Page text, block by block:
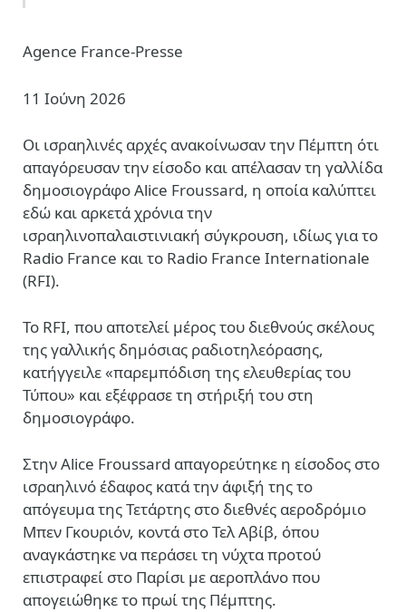
Agence France-Presse
11 Ιούνη 2026
Οι ισραηλινές αρχές ανακοίνωσαν την Πέμπτη ότι
απαγόρευσαν την είσοδο και απέλασαν τη γαλλίδα
δημοσιογράφο Alice Froussard, η οποία καλύπτει
εδώ και αρκετά χρόνια την
ισραηλινοπαλαιστινιακή σύγκρουση, ιδίως για το
Radio France και το Radio France Internationale
(RFI).
Το RFI, που αποτελεί μέρος του διεθνούς σκέλους
της γαλλικής δημόσιας ραδιοτηλεόρασης,
κατήγγειλε «παρεμπόδιση της ελευθερίας του
Τύπου» και εξέφρασε τη στήριξή του στη
δημοσιογράφο.
Στην Alice Froussard απαγορεύτηκε η είσοδος στο
ισραηλινό έδαφος κατά την άφιξή της το
απόγευμα της Τετάρτης στο διεθνές αεροδρόμιο
Μπεν Γκουριόν, κοντά στο Τελ Αβίβ, όπου
αναγκάστηκε να περάσει τη νύχτα προτού
επιστραφεί στο Παρίσι με αεροπλάνο που
απογειώθηκε το πρωί της Πέμπτης.